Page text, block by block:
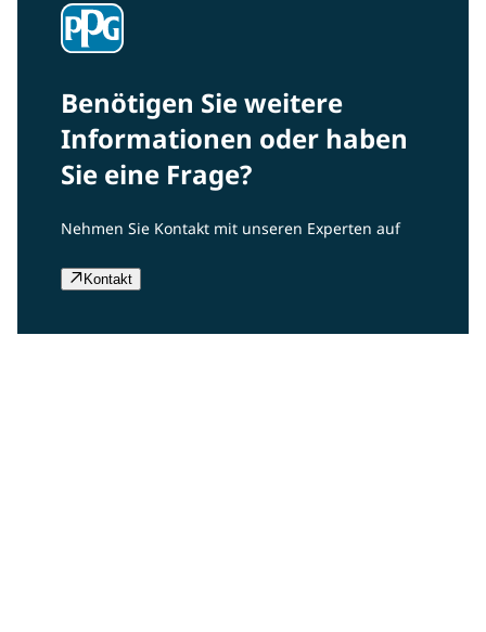
Benötigen Sie weitere
Informationen oder haben
Sie eine Frage?
Nehmen Sie Kontakt mit unseren Experten auf
Kontakt